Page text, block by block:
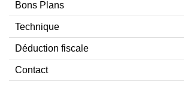
Bons Plans
Technique
Déduction fiscale
Contact